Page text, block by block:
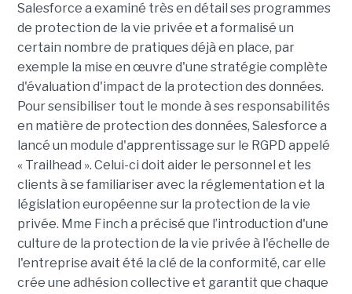
Salesforce a examiné très en détail ses programmes
de protection de la vie privée et a formalisé un
certain nombre de pratiques déjà en place, par
exemple la mise en œuvre d'une stratégie complète
d'évaluation d'impact de la protection des données.
Pour sensibiliser tout le monde à ses responsabilités
en matière de protection des données, Salesforce a
lancé un module d'apprentissage sur le RGPD appelé
« Trailhead ». Celui-ci doit aider le personnel et les
clients à se familiariser avec la réglementation et la
législation européenne sur la protection de la vie
privée. Mme Finch a précisé que l’introduction d'une
culture de la protection de la vie privée à l'échelle de
l'entreprise avait été la clé de la conformité, car elle
crée une adhésion collective et garantit que chaque